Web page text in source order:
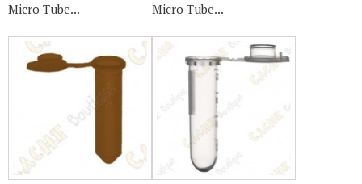
Micro Tube... Micro Tube...